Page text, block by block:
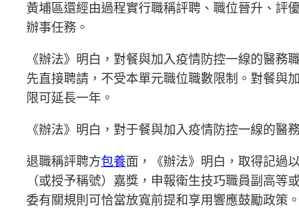
黃埔區還經由過程實行職稱評聘、職位晉升、評
辦事任務。
《辦法》明白，對餐與加入疫情防控一線的醫
先直接聘請，不受本單元職位職數限制。對餐與
限可延長一年。
《辦法》明白，對于餐與加入疫情防控一線的
退職稱評聘方包養面，《辦法》明白，取得記過
（或授予稱號）嘉獎，申報衛生技巧職員副高
委有關規則可恰當放寬前提和享用響應鼓勵政策。